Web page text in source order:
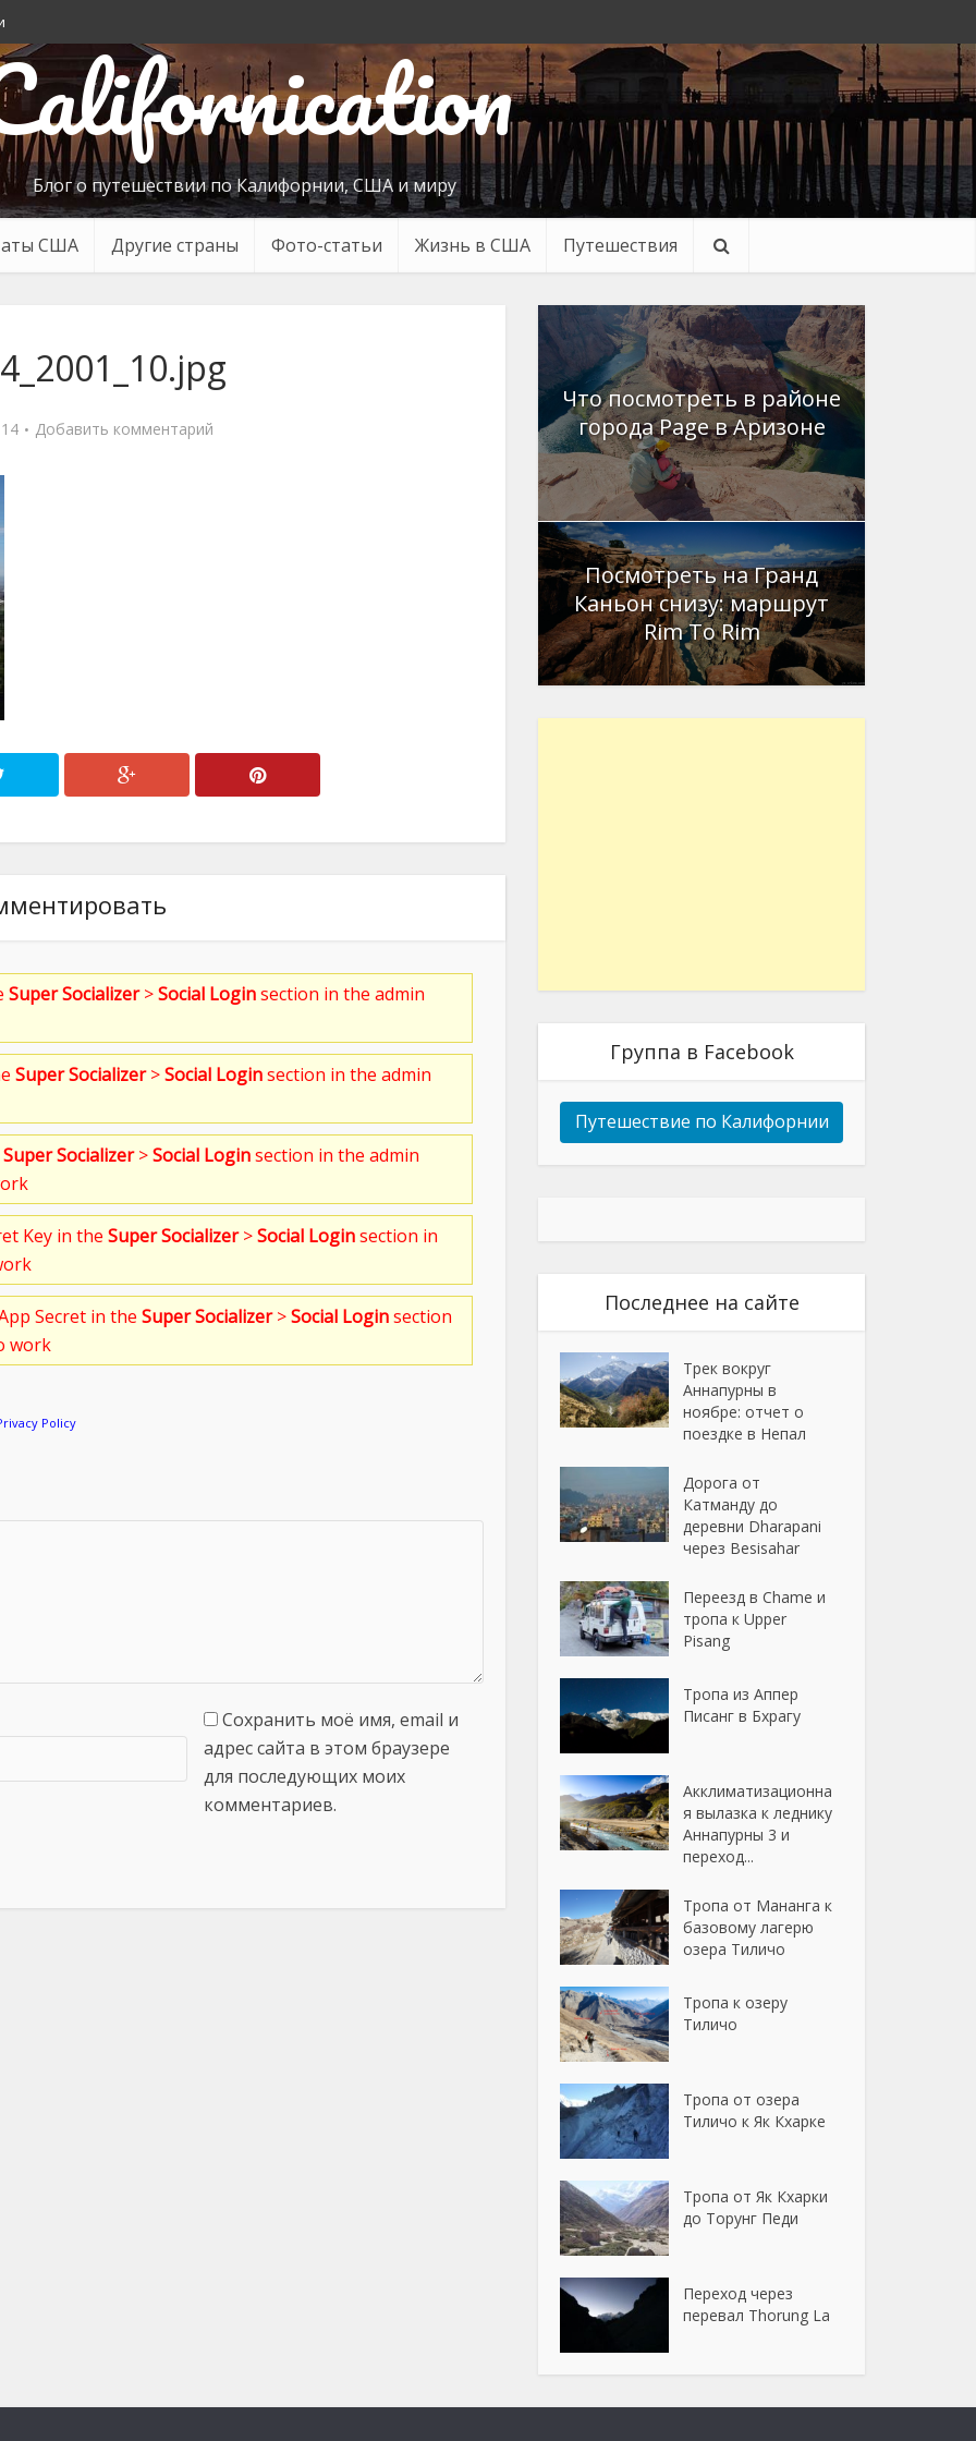
Блог о путешествии по Калифорнии, США и миру
США Другие страны Фото-статьи Жизнь в США Путешествия
Добавить комментарий
Super Socializer>Social Loginsection in the admin
Super Socializer>Social Loginsection in the admin
Super Socializer>Social Loginsection in the admin
Key in the Super Socializer>Social Loginsection in
Secret in the Super Socializer>Social Loginsection
work
Policy
Сохранить моё имя, email и
адрес сайта в этом браузере
для последующих моих
комментариев.
Что посмотреть в районе
города Page в Аризоне
Посмотреть на Гранд
Каньон снизу: маршрут
Rim To Rim
Группа в Facebook
Путешествие по Калифорнии
Последнее на сайте
Трек вокруг
Аннапурны в
ноябре: отчет о
поездке в Непал
Дорога от
Катманду до
деревни Dharapani
через Besisahar
Переезд в Chame и
тропа к Upper
Pisang
Тропа из Аппер
Писанг в Бхрагу
Акклиматизационна
я вылазка к леднику
Аннапурны 3 и
переход...
Тропа от Мананга к
базовому лагерю
озера Тиличо
Тропа к озеру
Тиличо
Тропа от озера
Тиличо к Як Кхарке
Тропа от Як Кхарки
до Торунг Педи
Переход через
перевал Thorung La